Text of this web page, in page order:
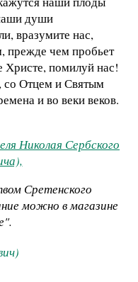
души
вразумите нас,
прежде чем пробьет
Христе, помилуй нас!
со Отцем и Святым
и во веки веков.
Николая Сербского
Сретенского
можно в магазине